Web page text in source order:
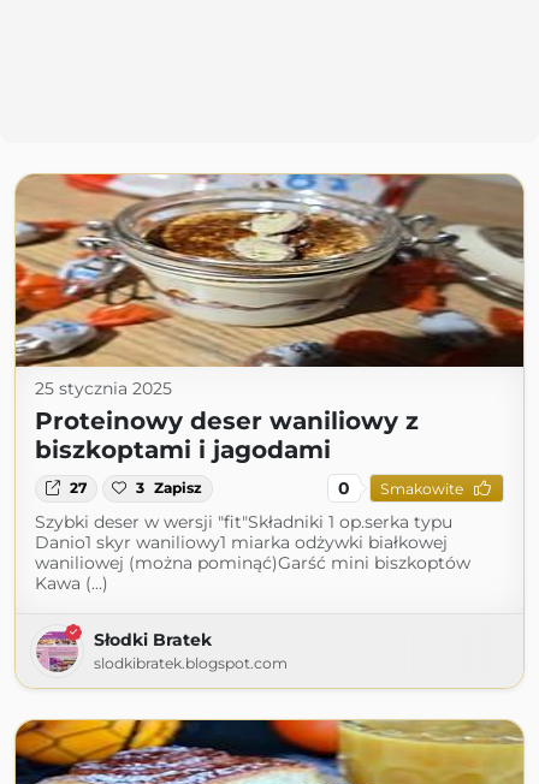
25 stycznia 2025
Proteinowy deser waniliowy z
biszkoptami i jagodami
27 3 Zapisz 0 Smakowite
Szybki deser w wersji "fit"Składniki 1 op.serka typu
Danio1 skyr waniliowy1 miarka odżywki białkowej
waniliowej (można pominąć)Garść mini biszkoptów
Kawa (...)
Słodki Bratek
slodkibratek.blogspot.com